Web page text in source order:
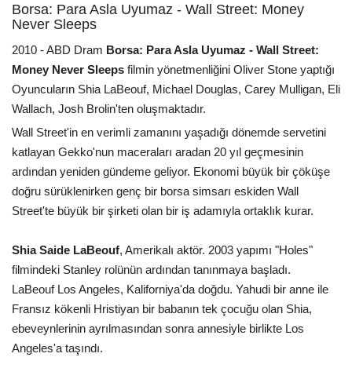
Borsa: Para Asla Uyumaz - Wall Street: Money
Never Sleeps
2010 - ABD Dram Borsa: Para Asla Uyumaz - Wall Street:
Money Never Sleeps filmin yönetmenliğini Oliver Stone yaptığı
Oyuncuların Shia LaBeouf, Michael Douglas, Carey Mulligan, Eli
Wallach, Josh Brolin'ten oluşmaktadır.
Wall Street'in en verimli zamanını yaşadığı dönemde servetini
katlayan Gekko'nun maceraları aradan 20 yıl geçmesinin
ardından yeniden gündeme geliyor. Ekonomi büyük bir çöküşe
doğru sürüklenirken genç bir borsa simsarı eskiden Wall
Street'te büyük bir şirketi olan bir iş adamıyla ortaklık kurar.
Shia Saide LaBeouf, Amerikalı aktör. 2003 yapımı "Holes"
filmindeki Stanley rolünün ardından tanınmaya başladı.
LaBeouf Los Angeles, Kaliforniya'da doğdu. Yahudi bir anne ile
Fransız kökenli Hristiyan bir babanın tek çocuğu olan Shia,
ebeveynlerinin ayrılmasından sonra annesiyle birlikte Los
Angeles'a taşındı.